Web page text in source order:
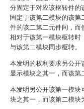
分固定于对应该枢转件的
固定于该第二模块的该
件的该二第二元件间，而
相对于该第一模块枢转时
与该第二模块同步枢转。
本发明的权利要求另公开
显示模块之其一，而该第
本发明另公开该第一模块
块之其一，而该第二模块